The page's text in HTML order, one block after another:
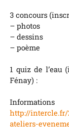
3 concours
– photos
– dessins
– poème
1 quiz de l’eau
Fénay) :
http://
ateliers-